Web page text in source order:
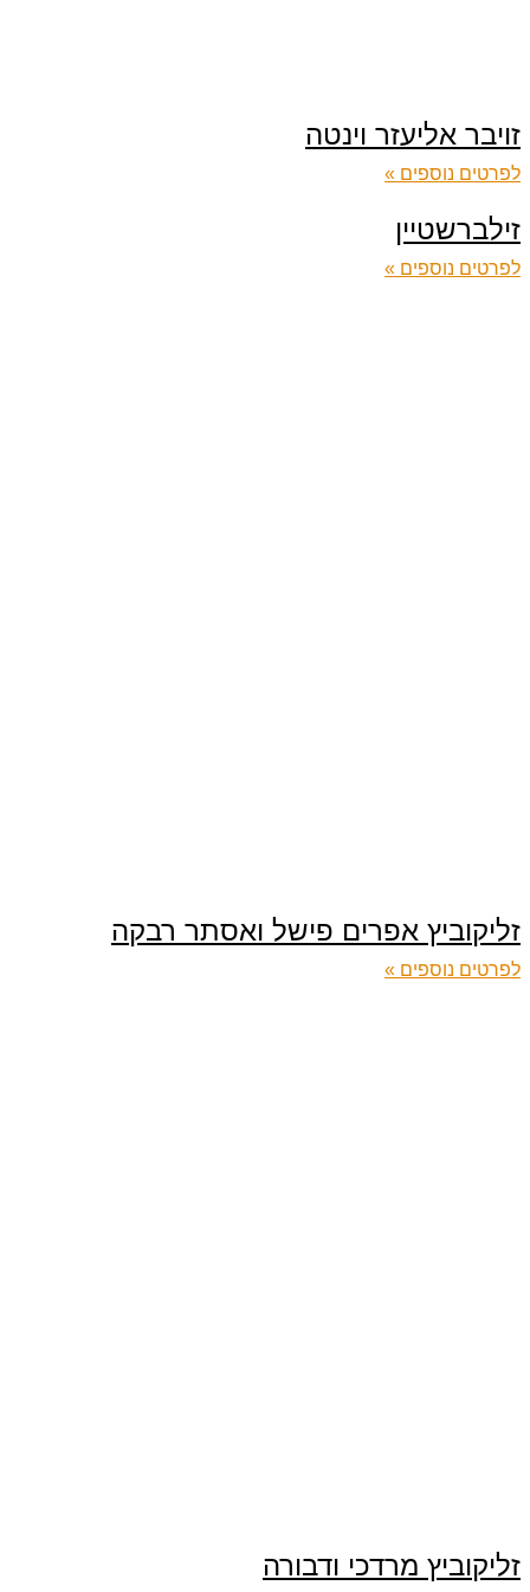
זויבר אליעזר וינטה
לפרטים נוספים »
זילברשטיין
לפרטים נוספים »
זליקוביץ אפרים פישל ואסתר רבקה
לפרטים נוספים »
זליקוביץ מרדכי ודבורה